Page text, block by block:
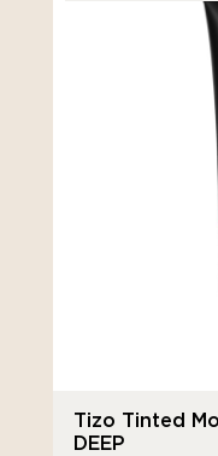
Tizo Tinted
DEEP